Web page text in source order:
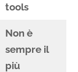
tools
Non è
sempre il
più